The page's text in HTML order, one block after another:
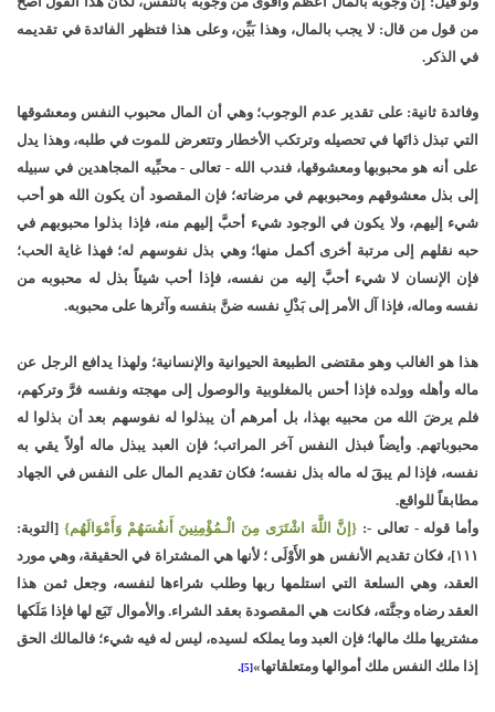
من قول من قال: لا يجب بالمال، وهذا بَيِّن، وعلى هذا فتظهر الفائدة في تقديمه
في الذكر.
وفائدة ثانية: على تقدير عدم الوجوب؛ وهي أن المال محبوب النفس ومعشوقها
التي تبذل ذاتَها في تحصيله وترتكب الأخطار وتتعرض للموت في طلبه، وهذا يدل
على أنه هو محبوبها ومعشوقها، فندب الله - تعالى - محبِّيه المجاهدين في سبيله
إلى بذل معشوقهم ومحبوبهم في مرضاته؛ فإن المقصود أن يكون الله هو أحب
شيء إليهم، ولا يكون في الوجود شيء أحبَّ إليهم منه، فإذا بذلوا محبوبهم في
حبه نقلهم إلى مرتبة أخرى أكمل منها؛ وهي بذل نفوسهم له؛ فهذا غاية الحب؛
فإن الإنسان لا شيء أحبَّ إليه من نفسه، فإذا أحب شيئاً بذل له محبوبه من
نفسه وماله، فإذا آل الأمر إلى بَذْلِ نفسه ضنَّ بنفسه وآثرها على محبوبه.
هذا هو الغالب وهو مقتضى الطبيعة الحيوانية والإنسانية؛ ولهذا يدافع الرجل عن
ماله وأهله وولده فإذا أحس بالمغلوبية والوصول إلى مهجته ونفسه فرَّ وتركهم،
فلم يرضَ الله من محبيه بهذا، بل أمرهم أن يبذلوا له نفوسهم بعد أن بذلوا له
محبوباتهم. وأيضاً فبذل النفس آخر المراتب؛ فإن العبد يبذل ماله أولاً يقي به
نفسه، فإذا لم يبقَ له ماله بذل نفسه؛ فكان تقديم المال على النفس في الجهاد
مطابقاً للواقع.
وأما قوله - تعالى -: {إنَّ اللَّهَ اشْتَرَى مِنَ الْـمُؤْمِنِينَ أَنفُسَهُمْ وَأَمْوَالَهُم} [التوبة:
١١١]، فكان تقديم الأنفس هو الأَوْلَى ؛ لأنها هي المشتراة في الحقيقة، وهي مورد
العقد، وهي السلعة التي استلمها ربها وطلب شراءها لنفسه، وجعل ثمن هذا
العقد رضاه وجنَّته، فكانت هي المقصودة بعقد الشراء. والأموال تَبَع لها فإذا مَلَكها
مشتريها ملك مالها؛ فإن العبد وما يملكه لسيده، ليس له فيه شيء؛ فالمالك الحق
إذا ملك النفس ملك أموالها ومتعلقاتها»[5]
.